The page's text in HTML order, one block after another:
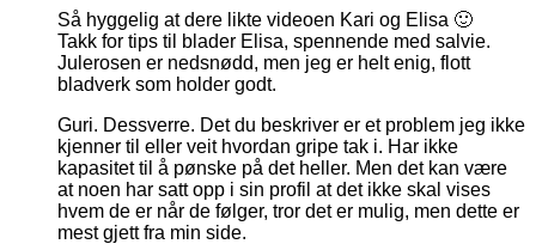
Så hyggelig at dere likte videoen Kari og Elisa 🙂
Takk for tips til blader Elisa, spennende med salvie.
Julerosen er nedsnødd, men jeg er helt enig, flott
bladverk som holder godt.
Guri. Dessverre. Det du beskriver er et problem jeg ikke
kjenner til eller veit hvordan gripe tak i. Har ikke
kapasitet til å pønske på det heller. Men det kan være
at noen har satt opp i sin profil at det ikke skal vises
hvem de er når de følger, tror det er mulig, men dette er
mest gjett fra min side.